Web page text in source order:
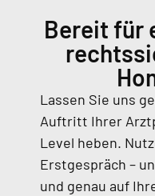
Bereit für
Lassen Sie uns
Auftritt Ihrer
Level heben.
Erstgespräch –
und genau auf